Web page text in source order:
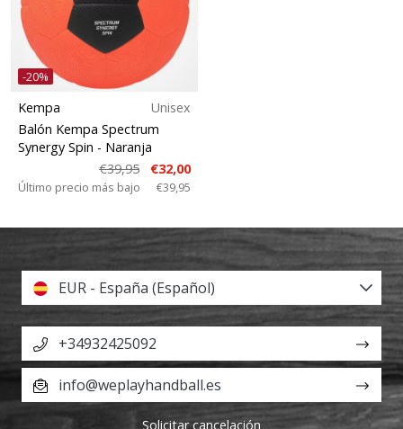
-20%
Kempa
Unisex
Balón Kempa Spectrum
Synergy Spin - Naranja
€39,95
€32,00
Último precio más bajo €39,95
EUR - España (Español)
+34932425092
info@weplayhandball.es
Solicitar cancelación